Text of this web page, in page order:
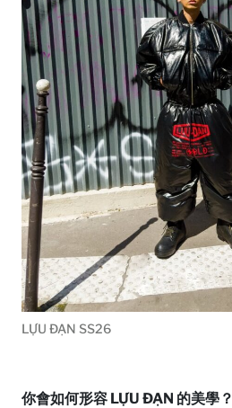
LỰU ĐẠN SS26
你會如何形容 LỰU ĐẠN 的美學？